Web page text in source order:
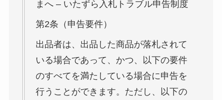
まへ – いたずら入札トラブル申告制度
第2条（申告要件）
出品者は、出品した商品が落札されて
いる場合であって、かつ、以下の要件
のすべてを満たしている場合に申告を
行うことができます。ただし、以下の